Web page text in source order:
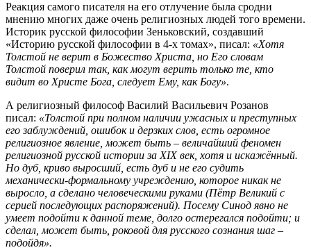
Реакция самого писателя на его отлучение была сродни
мнению многих даже очень религиозных людей того времени.
Историк русской философии Зеньковский, создавший
«Историю русской философии в 4-х томах», писал: «Хотя
Толстой не верит в Божество Христа, но Его словам
Толстой поверил так, как могут верить только те, кто
видит во Христе Бога, следует Ему, как Богу».
А религиозный философ Василий Васильевич Розанов
писал: «Толстой при полном наличии ужасных и преступных
его заблуждений, ошибок и дерзких слов, есть огромное
религиозное явление, может быть – величайший феномен
религиозной русской истории за XIX век, хотя и искажённый.
Но дуб, криво выросший, есть дуб и не его судить
механически-формальному учреждению, которое никак не
выросло, а сделано человеческими руками (Пётр Великий с
серией последующих распоряжений). Посему Синод явно не
умеет подойти к данной теме, долго остерегался подойти; и
сделал, может быть, роковой для русского сознания шаг –
подойдя».